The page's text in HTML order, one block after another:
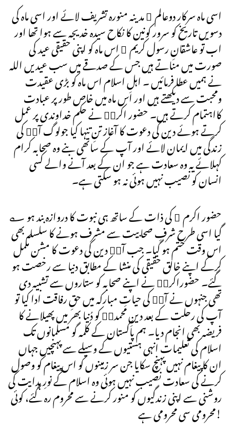
اسی ماہ سرکار دوعالم ۖ مدینہ منورہ تشریف لائے اور اسی ماہ کی
دسویں تاریخ کو سرور کونین کا نکاح سیدہ خدیجہ سے ہوا تھا اور
اب تو عاشقانِ رسول کریم ۖ اس ماہ کو اپنی حقیقی عید کی
صورت میں مناتے ہیں جس کے صدقے میں سب عیدیں اللہ
نے ہمیں عطا فرمائیں ۔ اہلِ اسلام اس ماہ کو بڑی عقیدت
ومحبت سے دیکھتے ہیں اور اس ماہ میں خاص طور پر عبادت
کااہتمام کرتے ہیں۔ حضور اکرمۖ نے حکم خداوندی پر عمل
کرتے ہوئے دین کی دعوت کا آغاز تنِ تنہا کیا جولوگ آپۖ کی
زندگی میں ایمان لائے اور آپ کے ساتھی بنے وہ صحابہ کرام
کہلائے یہ وہ سعادت ہے جو ان کے بعد آنے والے کسی
انسان کو نصیب نہیں ہوئی نہ ہو سکتی ہے۔
؎ حضور اکرم ۖ کی ذات کے ساتھ ہی نبوت کا دروازہ بند ہو
گیا اسی طرح شرفِ صحابیت سے مشرف ہونے کا سلسلہ بھی
اس وقت ختم ہو گیا۔ جب آپۖ دین کی دعوت کا مشن مکمل
کرکے اپنے خالق حقیقی کی منشا کے مطابق دنیا سے رخصت ہو
گئے۔ حضوراکرمۖ نے اپنے صحابہ کو ستاروں سے تشبیہ دی
تھی جنہوں نے آپۖ کی حیاتِ مبارکہ میں حقِ رفاقت ادا کیا تو
آپ کی رحلت کے بعد دینِ محمدیۖ کو دُنیا بھر میں پھیلانے کا
فریضہ بھی انجام دیا۔ ہم پاکستان کے کلمہ گو مسلمانوں تک
اسلام کی تعلیمات انہی ہستیوں کے وسیلے سے پہنچیں جہاں
ان کا پیغام نہیں پہنچ سکایا جن سر زمینوں کو اس پیغام کو وصول
کرنے کی سعادت نصیب نہیں ہوئی وہ اسلام کے نورِ ہدایت کی
روشنی سے اپنی زندگیوں کو منور کرنے سے محروم رہ گئے، کوئی
محرومی سی محرومی ہے!